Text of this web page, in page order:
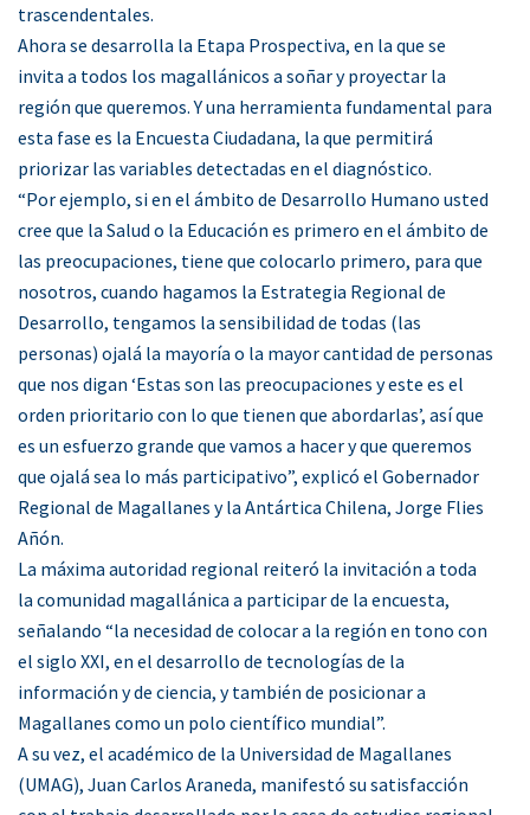
trascendentales.
Ahora se desarrolla la Etapa Prospectiva, en la que se
invita a todos los magallánicos a soñar y proyectar la
región que queremos. Y una herramienta fundamental para
esta fase es la Encuesta Ciudadana, la que permitirá
priorizar las variables detectadas en el diagnóstico.
“Por ejemplo, si en el ámbito de Desarrollo Humano usted
cree que la Salud o la Educación es primero en el ámbito de
las preocupaciones, tiene que colocarlo primero, para que
nosotros, cuando hagamos la Estrategia Regional de
Desarrollo, tengamos la sensibilidad de todas (las
personas) ojalá la mayoría o la mayor cantidad de personas
que nos digan ‘Estas son las preocupaciones y este es el
orden prioritario con lo que tienen que abordarlas’, así que
es un esfuerzo grande que vamos a hacer y que queremos
que ojalá sea lo más participativo”, explicó el Gobernador
Regional de Magallanes y la Antártica Chilena, Jorge Flies
Añón.
La máxima autoridad regional reiteró la invitación a toda
la comunidad magallánica a participar de la encuesta,
señalando “la necesidad de colocar a la región en tono con
el siglo XXI, en el desarrollo de tecnologías de la
información y de ciencia, y también de posicionar a
Magallanes como un polo científico mundial”.
A su vez, el académico de la Universidad de Magallanes
(UMAG), Juan Carlos Araneda, manifestó su satisfacción